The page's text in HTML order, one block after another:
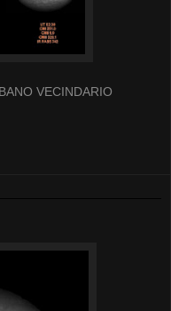
VECINDARIO